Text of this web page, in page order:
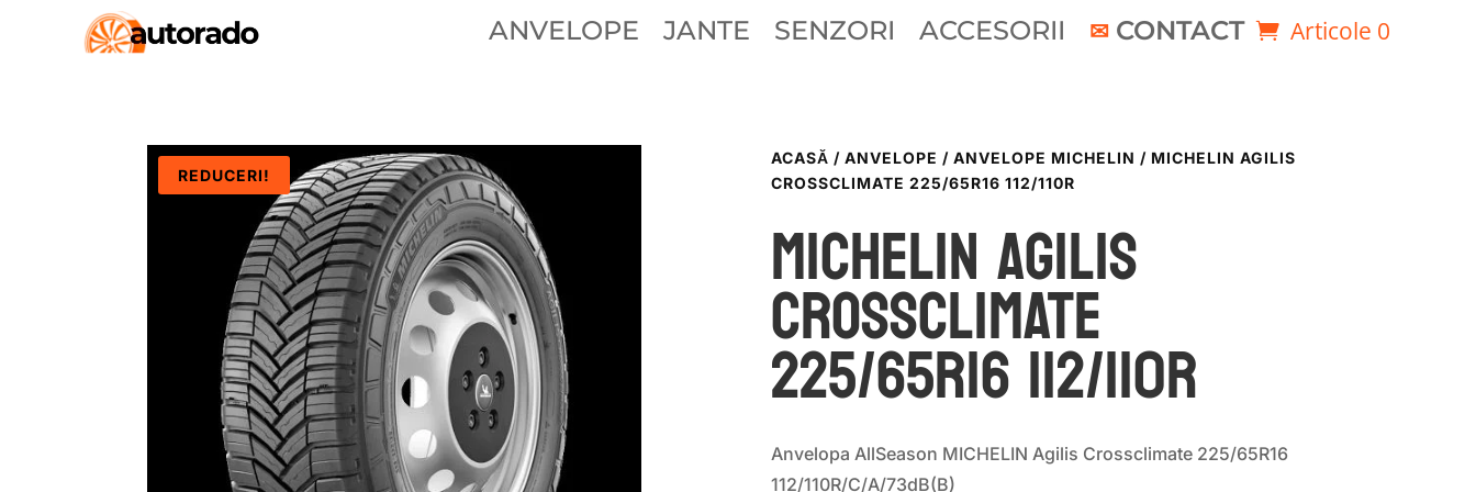
ANVELOPE JANTE SENZORI ACCESORII CONTACT Articole 0
REDUCERI!
ACASĂ / ANVELOPE / ANVELOPE MICHELIN / MICHELIN AGILIS
CROSSCLIMATE 225/65R16 112/110R
Michelin AGILIS
CROSSCLIMATE
225/65R16 112/110R
Anvelopa AllSeason MICHELIN Agilis Crossclimate 225/65R16
112/110R/C/A/73dB(B)